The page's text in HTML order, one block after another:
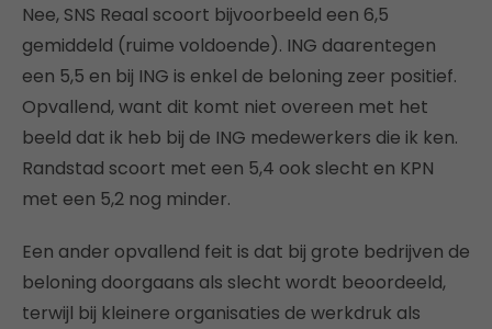
Nee, SNS Reaal scoort bijvoorbeeld een 6,5
gemiddeld (ruime voldoende). ING daarentegen
een 5,5 en bij ING is enkel de beloning zeer positief.
Opvallend, want dit komt niet overeen met het
beeld dat ik heb bij de ING medewerkers die ik ken.
Randstad scoort met een 5,4 ook slecht en KPN
met een 5,2 nog minder.
Een ander opvallend feit is dat bij grote bedrijven de
beloning doorgaans als slecht wordt beoordeeld,
terwijl bij kleinere organisaties de werkdruk als